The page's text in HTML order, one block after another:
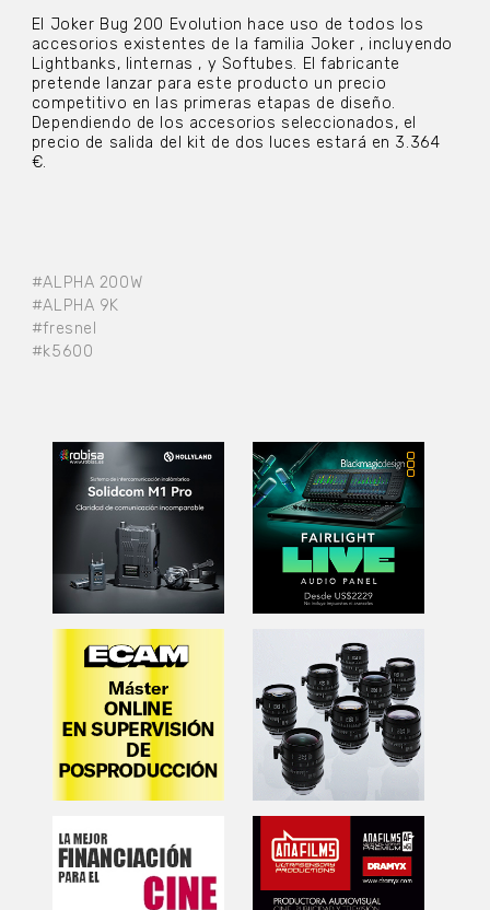
#ALPHA 200W
#ALPHA 9K
#fresnel
#k5600
El Joker Bug 200 Evolution hace uso de todos los
accesorios existentes de la familia Joker , incluyendo
Lightbanks, linternas , y Softubes. El fabricante
pretende lanzar para este producto un precio
competitivo en las primeras etapas de diseño.
Dependiendo de los accesorios seleccionados, el
precio de salida del kit de dos luces estará en 3.364
€.